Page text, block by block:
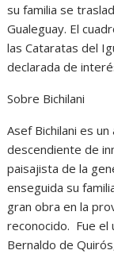
su familia se
Gualeguay. El
las Cataratas del
declarada de
Sobre Bichilani
Asef Bichilani es
descendiente de
paisajista de la
enseguida su
gran obra en la
reconocido. Fue el
Bernaldo de